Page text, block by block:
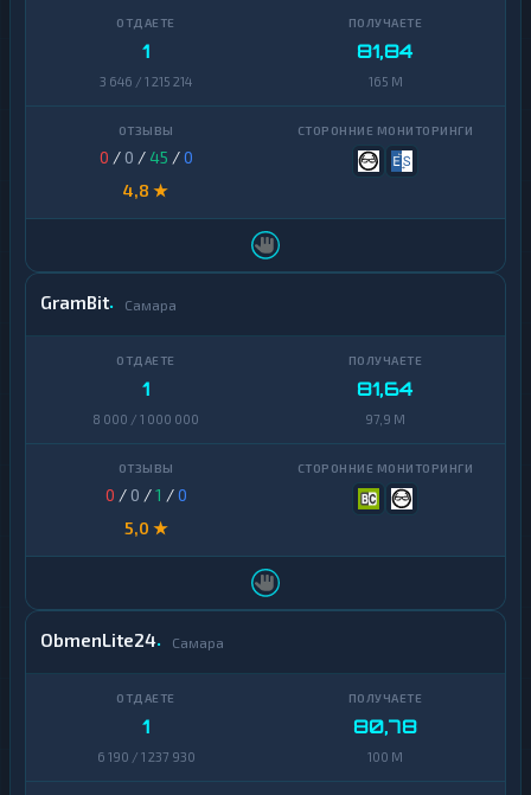
1
3 646 / 1 215 214
81,84
165 M
0 / 0 / 45 /0
4,8 ★
GramBit Самара
1
8 000 / 1 000 000
81,64
97,9 M
0 / 0 /1 /0
5,0 ★
ObmenLite24 Самара
1
6 190 / 1 237 930
80,78
100 M